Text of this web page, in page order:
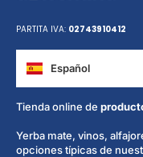
PARTITA IVA: 02743910412
Español
Italiano
Tienda online de
Yerba mate, vinos,
opciones típicas de